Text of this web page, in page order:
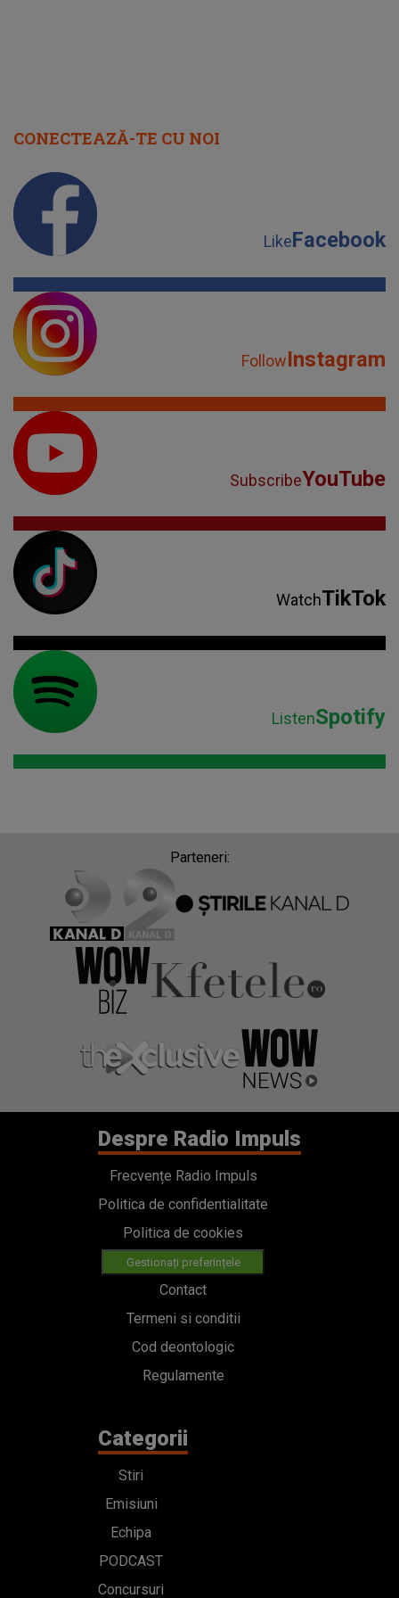
CONECTEAZĂ-TE CU NOI
LikeFacebook
FollowInstagram
SubscribeYouTube
WatchTikTok
ListenSpotify
Parteneri:
Despre Radio Impuls
Frecvențe Radio Impuls
Politica de confidentialitate
Politica de cookies
Gestionați preferințele
Contact
Termeni si conditii
Cod deontologic
Regulamente
Categorii
Stiri
Emisiuni
Echipa
PODCAST
Concursuri